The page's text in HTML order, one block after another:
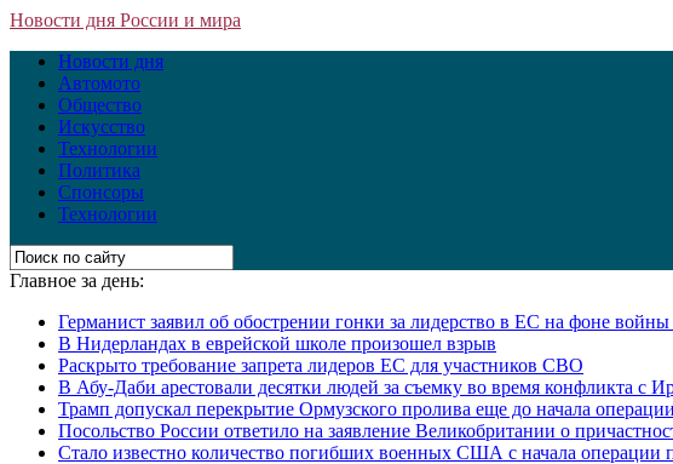
Новости дня России и мира
Новости дня
Автомото
Общество
Искусство
Технологии
Политика
Спонсоры
Технологии
Главное за день:
Германист заявил об обострении гонки за лидерство в ЕС на фоне
В Нидерландах в еврейской школе произошел взрыв
Раскрыто требование запрета лидеров ЕС для участников СВО
В Абу-Даби арестовали десятки людей за съемку во время конфликта с
Трамп допускал перекрытие Ормузского пролива еще до начала
Посольство России ответило на заявление Великобритании о
Стало известно количество погибших военных США с начала операции